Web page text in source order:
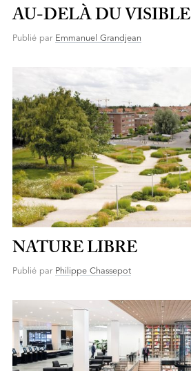
AU-DELÀ DU VISIBLE
Publié par Emmanuel Grandjean
NATURE LIBRE
Publié par Philippe Chassepot